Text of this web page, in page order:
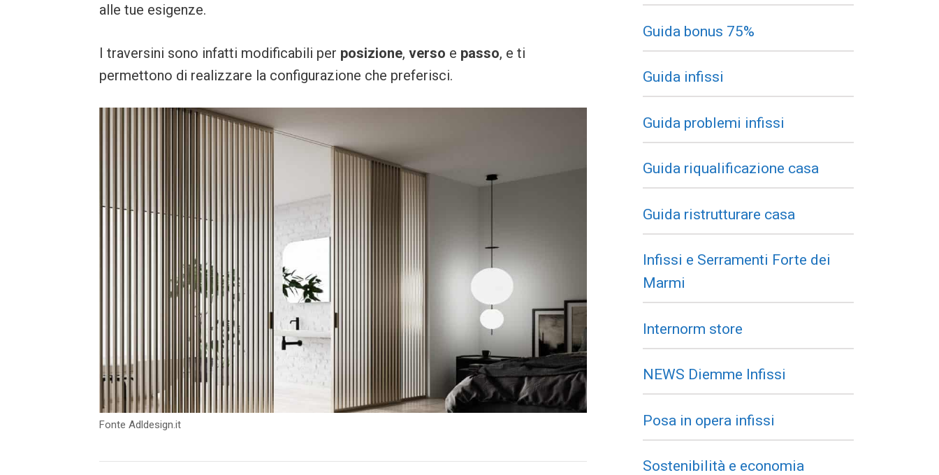
alle tue esigenze.
I traversini sono infatti modificabili per posizione, verso e passo, e ti
permettono di realizzare la configurazione che preferisci.
Fonte Adldesign.it
Guida bonus 75%
Guida infissi
Guida problemi infissi
Guida riqualificazione casa
Guida ristrutturare casa
Infissi e Serramenti Forte dei
Marmi
Internorm store
NEWS Diemme Infissi
Posa in opera infissi
Sostenibilità e economia